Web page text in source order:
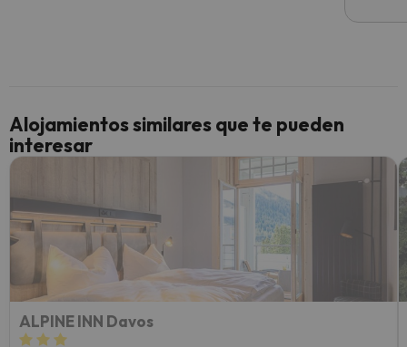
culpa
Alojamientos similares que te pueden
interesar
ALPINE INN Davos